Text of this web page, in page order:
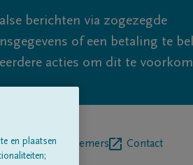
berichten via zogezegde
of een betaling te
acties om dit te
Contact
en plaatsen